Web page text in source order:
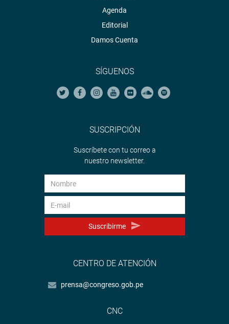
Agenda
Editorial
Damos Cuenta
SÍGUENOS
SUSCRIPCIÓN
Suscríbete con tu correo a
nuestro newsletter.
Suscribirme
CENTRO DE ATENCIÓN
prensa@congreso.gob.pe
CNC